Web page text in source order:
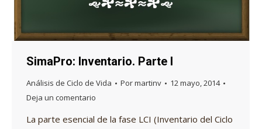
SimaPro: Inventario. Parte I
Análisis de Ciclo de Vida Pormartinv
12 mayo, 2014
Deja un comentario
La parte esencial de la fase LCI (Inventario del Ciclo